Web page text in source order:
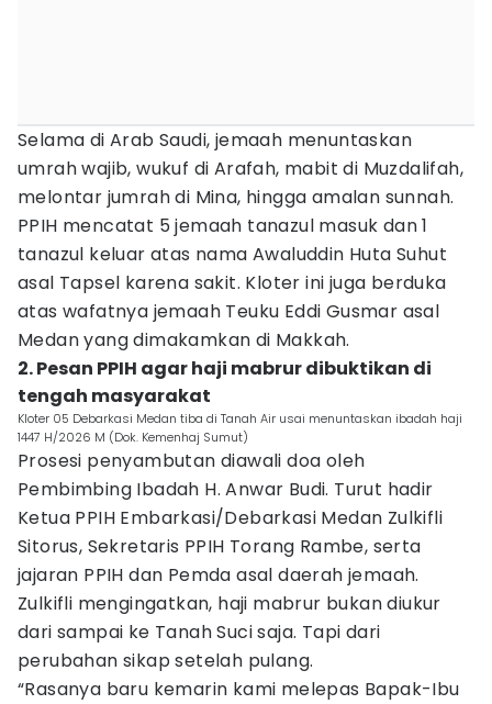
Selama di Arab Saudi, jemaah menuntaskan
umrah wajib, wukuf di Arafah, mabit di Muzdalifah,
melontar jumrah di Mina, hingga amalan sunnah.
PPIH mencatat 5 jemaah tanazul masuk dan 1
tanazul keluar atas nama Awaluddin Huta Suhut
asal Tapsel karena sakit. Kloter ini juga berduka
atas wafatnya jemaah Teuku Eddi Gusmar asal
Medan yang dimakamkan di Makkah.
2. Pesan PPIH agar haji mabrur dibuktikan di
tengah masyarakat
Kloter 05 Debarkasi Medan tiba di Tanah Air usai menuntaskan ibadah haji
1447 H/2026 M (Dok. Kemenhaj Sumut)
Prosesi penyambutan diawali doa oleh
Pembimbing Ibadah H. Anwar Budi. Turut hadir
Ketua PPIH Embarkasi/Debarkasi Medan Zulkifli
Sitorus, Sekretaris PPIH Torang Rambe, serta
jajaran PPIH dan Pemda asal daerah jemaah.
Zulkifli mengingatkan, haji mabrur bukan diukur
dari sampai ke Tanah Suci saja. Tapi dari
perubahan sikap setelah pulang.
“Rasanya baru kemarin kami melepas Bapak-Ibu